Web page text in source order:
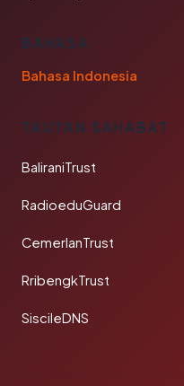
BAHASA
Bahasa Indonesia
TAUTAN SAHABAT
BaliraniTrust
RadioeduGuard
CemerlanTrust
RribengkTrust
SiscileDNS